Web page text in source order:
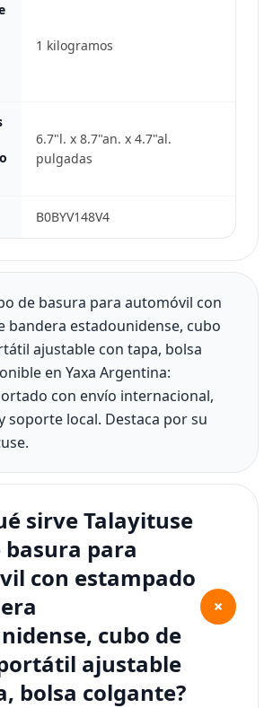
1 kilogramos
6.7"l. x 8.7"an. x 4.7"al.
pulgadas
B0BYV148V4
de basura para automóvil con
bandera estadounidense, cubo
ajustable con tapa, bolsa
en Yaxa Argentina:
con envío internacional,
soporte local. Destaca por su
sirve Talayituse
basura para
con estampado
cubo de
ajustable
bolsa colgante?
+